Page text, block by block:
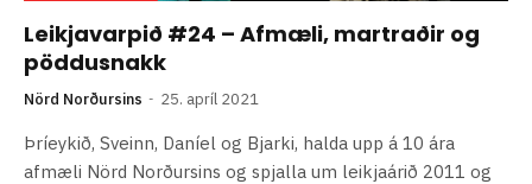
Leikjavarpið #24 – Afmæli, martraðir og
pöddusnakk
Nörd Norðursins 25. apríl 2021
Þríeykið, Sveinn, Daníel og Bjarki, halda upp á 10 ára
afmæli Nörd Norðursins og spjalla um leikjaárið 2011 og